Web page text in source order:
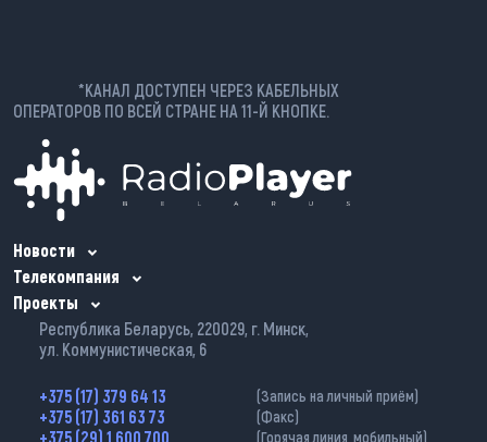
*КАНАЛ ДОСТУПЕН ЧЕРЕЗ КАБЕЛЬНЫХ
ОПЕРАТОРОВ ПО ВСЕЙ СТРАНЕ НА 11-Й КНОПКЕ.
Новости
Телекомпания
Проекты
Республика Беларусь, 220029, г. Минск,
ул. Коммунистическая, 6
+375 (17) 379 64 13 (Запись на личный приём)
+375 (17) 361 63 73 (Факс)
+375 (29) 1 600 700 (Горячая линия, мобильный)